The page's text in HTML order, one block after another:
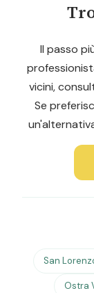
Il passo
vicini,
Se
San
Ostra